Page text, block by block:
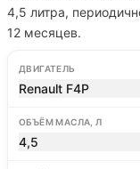
4,5 литра,
12 месяцев.
ДВИГАТЕЛЬ
Renault F4P
ОБЪЁМ МАСЛА, Л
4,5